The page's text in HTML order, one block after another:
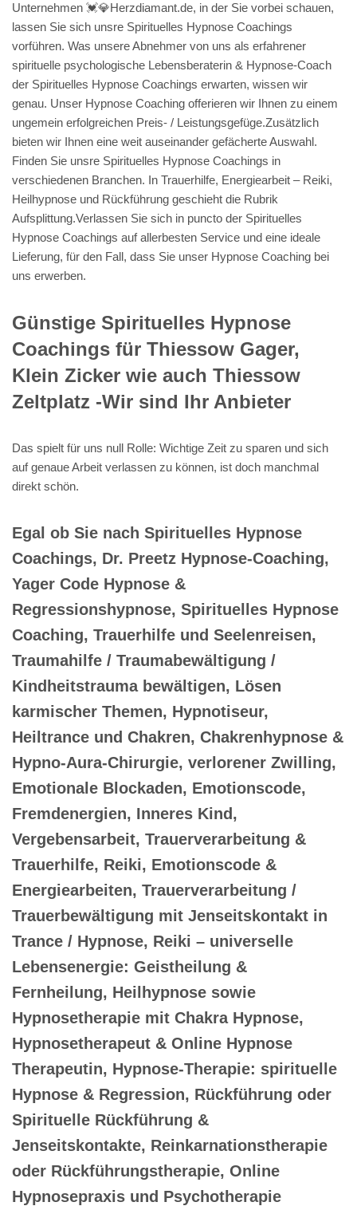
Unternehmen 💓️💎Herzdiamant.de, in der Sie vorbei schauen,
lassen Sie sich unsre Spirituelles Hypnose Coachings
vorführen. Was unsere Abnehmer von uns als erfahrener
spirituelle psychologische Lebensberaterin & Hypnose-Coach
der Spirituelles Hypnose Coachings erwarten, wissen wir
genau. Unser Hypnose Coaching offerieren wir Ihnen zu einem
ungemein erfolgreichen Preis- / Leistungsgefüge.Zusätzlich
bieten wir Ihnen eine weit auseinander gefächerte Auswahl.
Finden Sie unsre Spirituelles Hypnose Coachings in
verschiedenen Branchen. In Trauerhilfe, Energiearbeit – Reiki,
Heilhypnose und Rückführung geschieht die Rubrik
Aufsplittung.Verlassen Sie sich in puncto der Spirituelles
Hypnose Coachings auf allerbesten Service und eine ideale
Lieferung, für den Fall, dass Sie unser Hypnose Coaching bei
uns erwerben.
Günstige Spirituelles Hypnose
Coachings für Thiessow Gager,
Klein Zicker wie auch Thiessow
Zeltplatz -Wir sind Ihr Anbieter
Das spielt für uns null Rolle: Wichtige Zeit zu sparen und sich
auf genaue Arbeit verlassen zu können, ist doch manchmal
direkt schön.
Egal ob Sie nach Spirituelles Hypnose
Coachings, Dr. Preetz Hypnose-Coaching,
Yager Code Hypnose &
Regressionshypnose, Spirituelles Hypnose
Coaching, Trauerhilfe und Seelenreisen,
Traumahilfe / Traumabewältigung /
Kindheitstrauma bewältigen, Lösen
karmischer Themen, Hypnotiseur,
Heiltrance und Chakren, Chakrenhypnose &
Hypno-Aura-Chirurgie, verlorener Zwilling,
Emotionale Blockaden, Emotionscode,
Fremdenergien, Inneres Kind,
Vergebensarbeit, Trauerverarbeitung &
Trauerhilfe, Reiki, Emotionscode &
Energiearbeiten, Trauerverarbeitung /
Trauerbewältigung mit Jenseitskontakt in
Trance / Hypnose, Reiki – universelle
Lebensenergie: Geistheilung &
Fernheilung, Heilhypnose sowie
Hypnosetherapie mit Chakra Hypnose,
Hypnosetherapeut & Online Hypnose
Therapeutin, Hypnose-Therapie: spirituelle
Hypnose & Regression, Rückführung oder
Spirituelle Rückführung &
Jenseitskontakte, Reinkarnationstherapie
oder Rückführungstherapie, Online
Hypnosepraxis und Psychotherapie